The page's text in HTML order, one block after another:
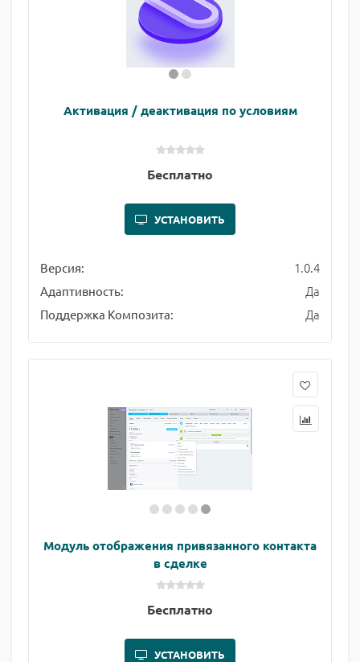
Активация / деактивация по условиям
Бесплатно
УСТАНОВИТЬ
Версия: 1.0.4
Адаптивность: Да
Поддержка Композита: Да
Модуль отображения привязанного контакта
в сделке
Бесплатно
УСТАНОВИТЬ